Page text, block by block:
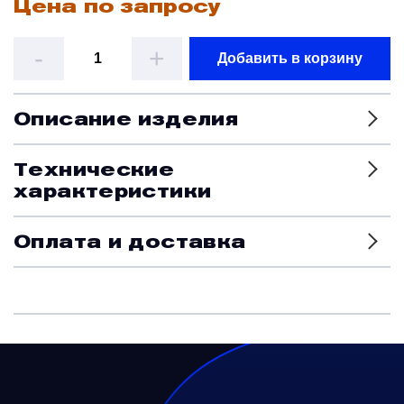
Цена по запросу
- + Добавить в корзину
Описание изделия
Технические
характеристики
Оплата и доставка
Колеса, тормоза и авиационные шины
Монтажные рамы